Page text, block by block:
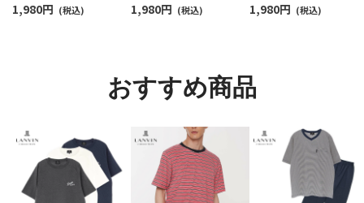
スニーカー丈ソックス
1,980円 (税込)
ンポイントソックス シ
1,980円 (税込)
ロベア オーガニック
1,980円 (税込)
おすすめ商品